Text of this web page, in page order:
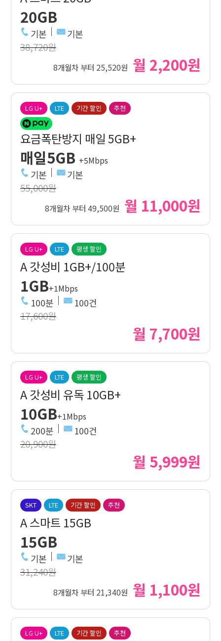
20GB
기본 기본
38,720원
8개월차 부터 25,520원 월 2,200원
LG U+ LTE 기간 할인 추천
요금폭탄방지 매일 5GB+
매일5GB +5Mbps
기본 기본
55,000원
8개월차 부터 49,500원 월 11,000원
LG U+ LTE 평생 할인
A 갓성비 1GB+/100분
1GB+1Mbps
100분 100건
17,600원
월 7,700원
LG U+ LTE 평생 할인
A 갓성비 유독 10GB+
10GB+1Mbps
200분 100건
20,900원
월 5,999원
SKT LTE 기간 할인 추천
A 스마트 15GB
15GB
기본 기본
31,240원
8개월차 부터 21,340원 월 1,100원
LG U+ LTE 기간 할인 추천